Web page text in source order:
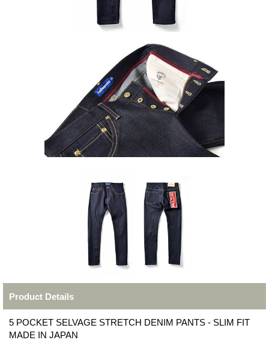
Product Details
5 POCKET SELVAGE STRETCH DENIM PANTS - SLIM FIT
MADE IN JAPAN